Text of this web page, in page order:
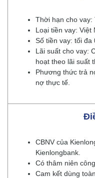
Thời hạn cho vay:
Loại tiền vay: Việt
Số tiền vay: tối đa
Lãi suất cho vay:
hoạt theo lãi suất
Phương thức trả
nợ thực tế.
CBNV của
Kienlongbank.
Có thâm niên
Cam kết dùng